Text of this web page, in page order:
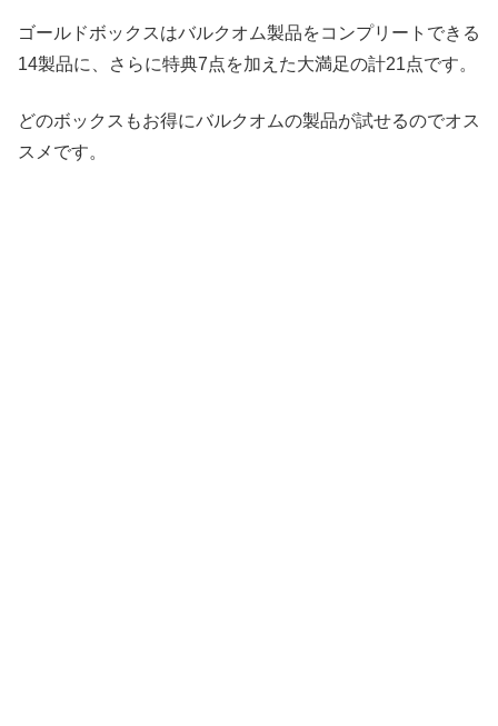
ゴールドボックスはバルクオム製品をコンプリートできる
14製品に、さらに特典7点を加えた大満足の計21点です。
どのボックスもお得にバルクオムの製品が試せるのでオス
スメです。